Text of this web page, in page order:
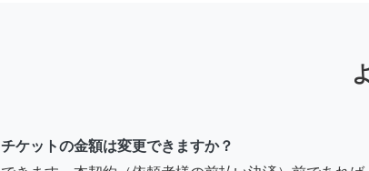
チケットの金額は変更できますか？